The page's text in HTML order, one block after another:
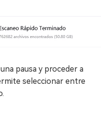
pausa y proceder a
seleccionar entre